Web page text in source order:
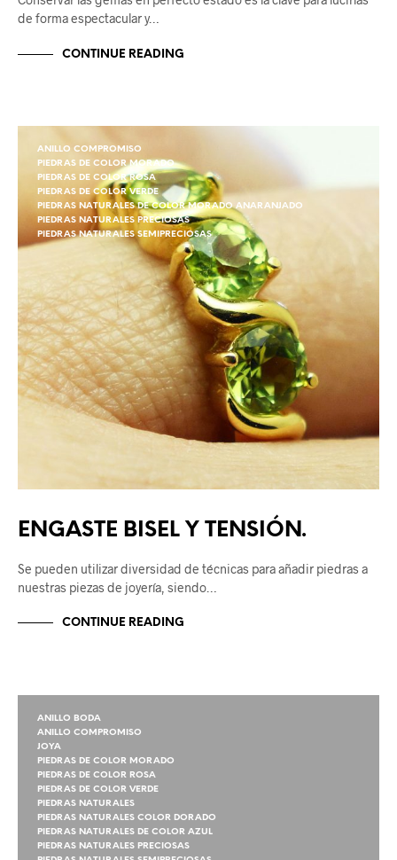
de forma espectacular y…
CONTINUE READING
ANILLO COMPROMISO
PIEDRAS DE COLOR MORADO
PIEDRAS DE COLOR ROSA
PIEDRAS DE COLOR VERDE
PIEDRAS NATURALES DE COLOR MORADO ANARANJADO
PIEDRAS NATURALES PRECIOSAS
PIEDRAS NATURALES SEMIPRECIOSAS
ENGASTE BISEL Y TENSIÓN.
Se pueden utilizar diversidad de técnicas para añadir piedras a
nuestras piezas de joyería, siendo…
CONTINUE READING
ANILLO BODA
ANILLO COMPROMISO
JOYA
PIEDRAS DE COLOR MORADO
PIEDRAS DE COLOR ROSA
PIEDRAS DE COLOR VERDE
PIEDRAS NATURALES
PIEDRAS NATURALES COLOR DORADO
PIEDRAS NATURALES DE COLOR AZUL
PIEDRAS NATURALES PRECIOSAS